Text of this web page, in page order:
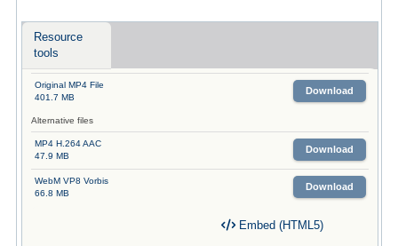
Resource
tools
Original MP4 File
401.7 MB
Download
Alternative files
MP4 H.264 AAC
47.9 MB
Download
WebM VP8 Vorbis
66.8 MB
Download
Embed (HTML5)